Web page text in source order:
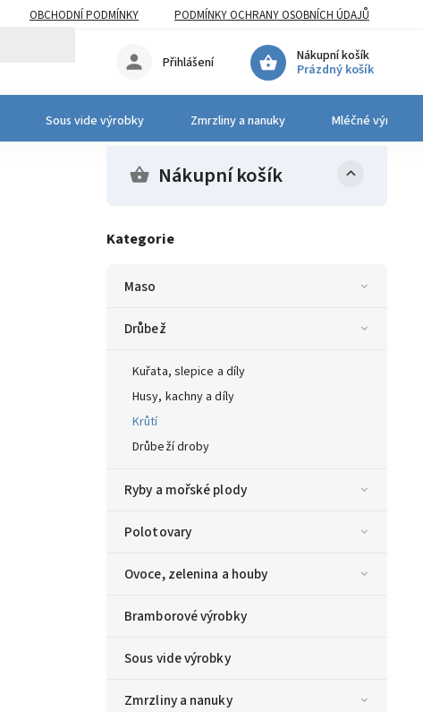
OBCHODNÍ PODMÍNKY PODMÍNKY OCHRANY OSOBNÍCH ÚDAJŮ
Nákupní košík
Prázdný košík
Přihlášení
Sous vide výrobky Zmrzliny a nanuky Mléčné výrobky
Nákupní košík
Kategorie
Maso
Drůbež
Kuřata, slepice a díly
Husy, kachny a díly
Krůtí
Drůbeží droby
Ryby a mořské plody
Polotovary
Ovoce, zelenina a houby
Bramborové výrobky
Sous vide výrobky
Zmrzliny a nanuky